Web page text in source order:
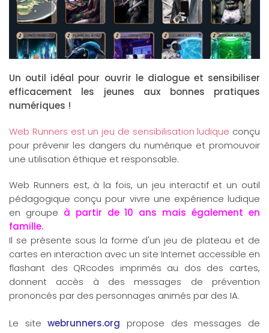
Un outil idéal pour ouvrir le dialogue et sensibiliser
efficacement les jeunes aux bonnes pratiques
numériques !
Web Runners est un jeu de sensibilisation ludique conçu
pour prévenir les dangers du numérique et promouvoir
une utilisation éthique et responsable.
Web Runners est, à la fois, un jeu interactif et un outil
pédagogique conçu pour vivre une expérience ludique
en groupe à partir de 10 ans mais également en
famille.
Il se présente sous la forme d'un jeu de plateau et de
cartes en interaction avec un site Internet accessible en
flashant des QRcodes imprimés au dos des cartes,
donnent accès à des messages de prévention
prononcés par des personnages animés par des IA.
Le site webrunners.org propose des messages de